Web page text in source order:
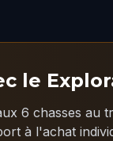
le
6 chasses au
à l'achat